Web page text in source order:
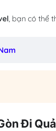
, bạn có thể
Đi